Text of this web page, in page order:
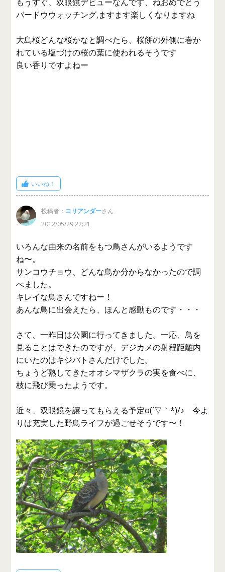
バードウウォッチング,ますます楽しくなりますね
大島桜どんな桜かなと調べたら、桜餅の外側に巻か
れている塩づけの桜の葉に使われるそうです
良い香りですよねー
いいね！
投稿者： コリアンダーさん
2012/05/29 22:21
いろんな由来の名前をもつ鳥さんがいるようです
ね〜。
サンコウチョウ、どんな鳥か分からなかったので調
べました。
キレイな鳥さんですねー！
あんな鳥に出会えたら、ほんと感動ものです・・・
さて、一昨日は公園に行ってきました。一応、鳥を
見ることはできたのですが、デジカメの射程距離内
にいたのはキジバトさんだけでした。
ちょうど熟してきたオオシマザクラの実を食べに、
枝に飛び乗ったようです。
近々、双眼鏡を譲ってもらえる予定o(´▽｀*)/♪ 今よ
りは充実した野鳥ライフが過ごせそうです〜！